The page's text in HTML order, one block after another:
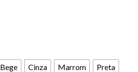
Bege Cinza Marrom
Preta